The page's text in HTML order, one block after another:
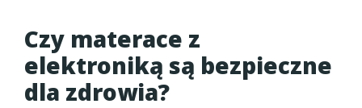
Czy materace z
elektroniką są bezpieczne
dla zdrowia?